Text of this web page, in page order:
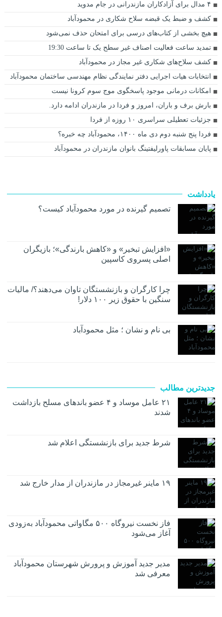
۴ مدال برای آزادکاران مازندرانی در جام مدوید
کشف و ضبط یک قبضه سلاح شکاری در محمودآباد
هیچ بخشی از کتاب‌های درسی برای امتحان حذف نمی‌شود
تمدید ساعت فعالیت اصناف غیر سطح یک تا ساعت 19:30
کشف سلاح‌های شکاری غیر مجاز در محمودآباد
انتخابات هیات اجرایی دفتر نمایندگی نظام مهندسی ساختمان محمودآباد
امکانات درمانی موجود پاسخگوی موج سوم کرونا نیست
بارش برف و باران، امروز و فردا در مازندران ادامه دارد.
جزئیات تعطیلی سراسری ۱۰ روزه از فردا
فردا پنج شنبه دوم دی ماه ۱۴۰۰، محمودآباد چه خبره؟
پایان مسابقات پاورلیفتینگ بانوان مازندران در محمودآباد
یادداشت
تصمیم گیرنده در مورد محمودآباد کیست؟
«افزایش تبخیر» و «کاهش بارندگی»؛ بازیگران
اصلی پسروی کاسپین
چرا کارگران و بازنشستگان تاوان می‌دهند؟/ مالیات
سنگین با حقوق زیر ۱۰۰ دلار!
بی نام و نشان ؛ مثل محمودآباد
جدیدترین مطالب
۲۱ عامل موساد و ۴ عضو باند‌های مسلح بازداشت
شدند
شرط جدید برای بازنشستگی اعلام شد
۱۹ ماینر غیرمجاز در مازندران از مدار خارج شد
فاز نخست نیروگاه ۵۰۰ مگاواتی محمودآباد به‌زودی
آغاز می‌شود
مدیر جدید آموزش و پرورش شهرستان محمودآباد
معرفی شد